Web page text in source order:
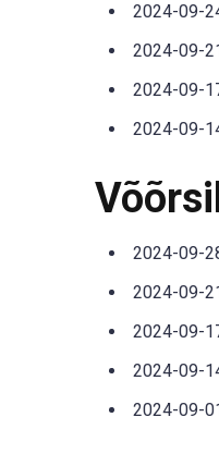
2024-09-
2024-09-
2024-09-
2024-09-
2024-09-
2024-09-
2024-09-
2024-09-
2024-09-